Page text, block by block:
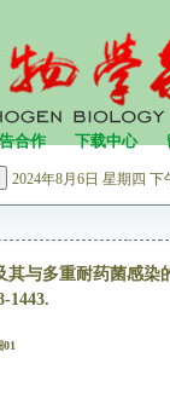
合作 下载中心
2024年8月6日 星期四 下
与多重耐药菌感染
1443.